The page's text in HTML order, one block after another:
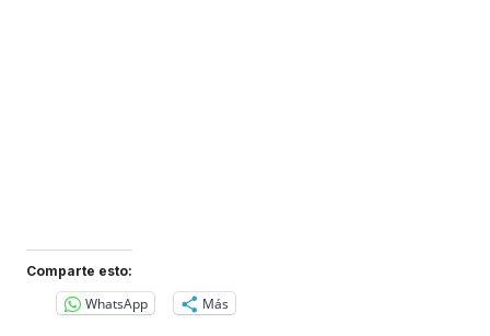
Comparte esto:
WhatsApp Más